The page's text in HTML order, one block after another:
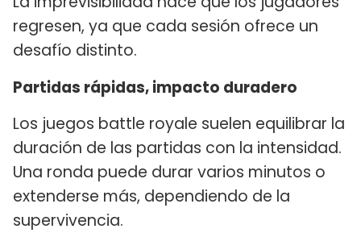
regresen, ya que cada sesión ofrece un
desafío distinto.
Partidas rápidas, impacto duradero
Los juegos battle royale suelen equilibrar la
duración de las partidas con la intensidad.
Una ronda puede durar varios minutos o
extenderse más, dependiendo de la
supervivencia.